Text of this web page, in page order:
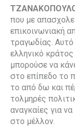
που με
επικοινωνιακή
τραγωδίας. Αυτό
ελληνικό
μπορούσε να
στο επίπεδο το
το από δω και
τολμηρές
αναγκαίες για
στο μέλλον.